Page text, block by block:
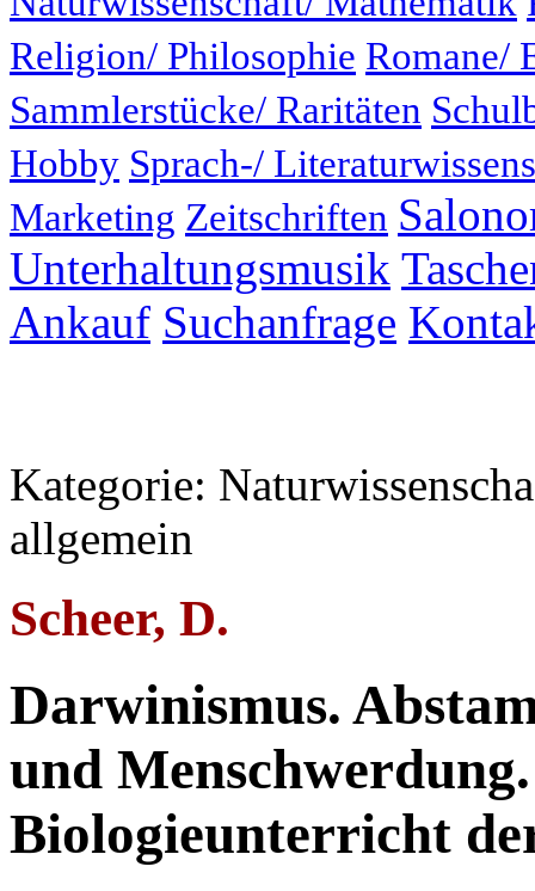
Religion/ Philosophie Romane/
Sammlerstücke/ Raritäten
Hobby Sprach-/
Marketing Zeitschriften
Unterhaltungsmusik
Ankauf Suchanfrage
Kategorie:
allgemein
Scheer, D.
Darwinismus.
und
Biologieunterricht